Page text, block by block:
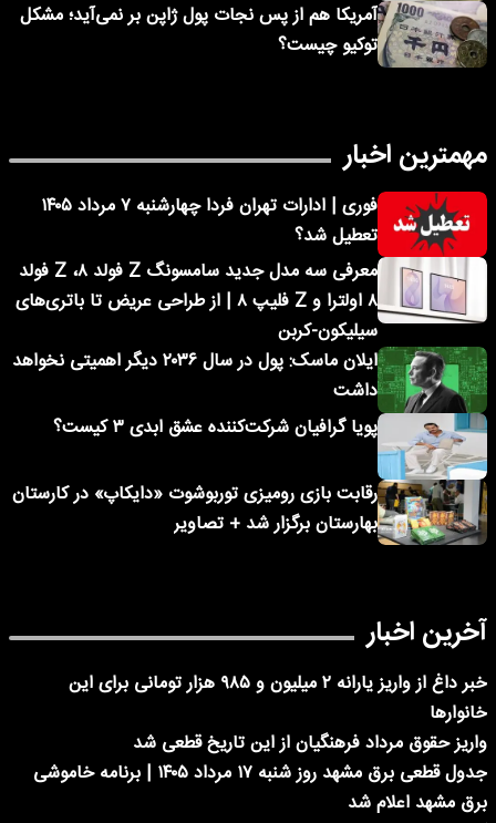
آمریکا هم از پس نجات پول ژاپن بر نمی‌آید؛ مشکل
توکیو چیست؟
مهمترین اخبار
فوری | ادارات تهران فردا چهارشنبه ۷ مرداد ۱۴۰۵
تعطیل شد؟
معرفی سه مدل جدید سامسونگ Z فولد ۸، Z فولد
۸ اولترا و Z فلیپ ۸ | از طراحی عریض تا باتری‌های
سیلیکون-کربن
ایلان ماسک: پول در سال ۲۰۳۶ دیگر اهمیتی نخواهد
داشت
پویا گرافیان شرکت‌کننده عشق ابدی ۳ کیست؟
رقابت بازی رومیزی توربوشوت «دایکاپ» در کارستان
بهارستان برگزار شد + تصاویر
آخرین اخبار
خبر داغ از واریز یارانه ۲ میلیون و ۹۸۵ هزار تومانی برای این
خانوارها
واریز حقوق مرداد فرهنگیان از این تاریخ قطعی شد
جدول قطعی برق مشهد روز شنبه ۱۷ مرداد ۱۴۰۵ | برنامه خاموشی
برق مشهد اعلام شد